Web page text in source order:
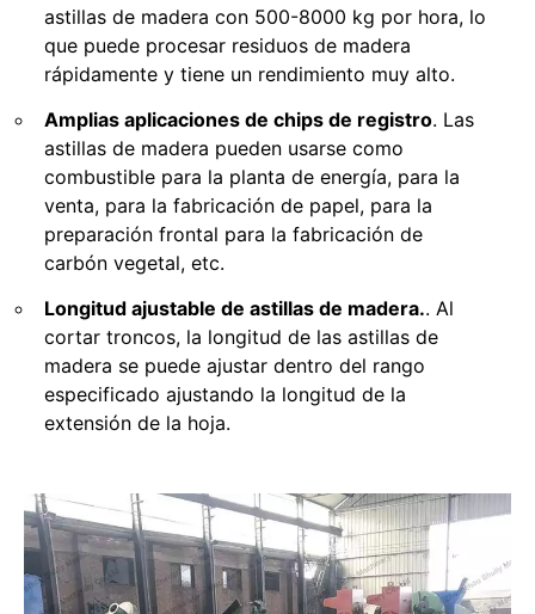
astillas de madera con 500-8000 kg por hora, lo
que puede procesar residuos de madera
rápidamente y tiene un rendimiento muy alto.
Amplias aplicaciones de chips de registro. Las
astillas de madera pueden usarse como
combustible para la planta de energía, para la
venta, para la fabricación de papel, para la
preparación frontal para la fabricación de
carbón vegetal, etc.
Longitud ajustable de astillas de madera.. Al
cortar troncos, la longitud de las astillas de
madera se puede ajustar dentro del rango
especificado ajustando la longitud de la
extensión de la hoja.